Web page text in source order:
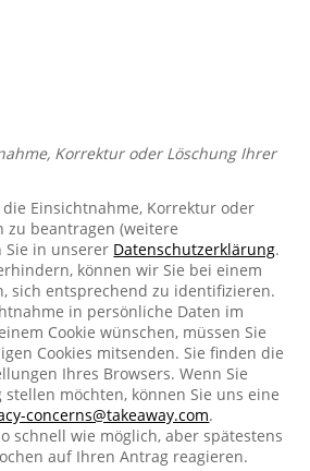
Korrektur oder Löschung Ihrer
die Einsichtnahme, Korrektur oder
zu beantragen (weitere
in unserer Datenschutzerklärung.
können wir Sie bei einem
sich entsprechend zu identifizieren.
in persönliche Daten im
Cookie wünschen, müssen Sie
Cookies mitsenden. Sie finden die
Ihres Browsers. Wenn Sie
möchten, können Sie uns eine
concerns@takeaway.com.
schnell wie möglich, aber spätestens
auf Ihren Antrag reagieren.